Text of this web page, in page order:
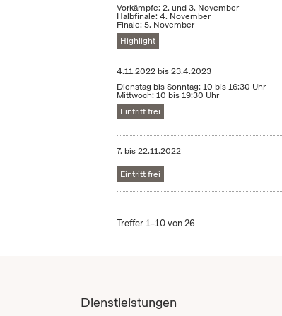
Vorkämpfe: 2. und 3. November
Halbfinale: 4. November
Finale: 5. November
Highlight
4.11.2022 bis23.4.2023
Dienstag bis Sonntag: 10 bis 16:30 Uhr
Mittwoch: 10 bis 19:30 Uhr
Eintritt frei
7. bis22.11.2022
Eintritt frei
Treffer 1–10 von 26
Dienstleistungen